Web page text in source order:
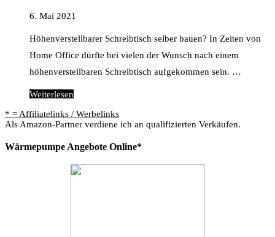
6. Mai 2021
Höhenverstellbarer Schreibtisch selber bauen? In Zeiten von
Home Office dürfte bei vielen der Wunsch nach einem
höhenverstellbaren Schreibtisch aufgekommen sein. …
Weiterlesen
* = Affiliatelinks / Werbelinks
Als Amazon-Partner verdiene ich an qualifizierten Verkäufen.
Wärmepumpe Angebote Online*